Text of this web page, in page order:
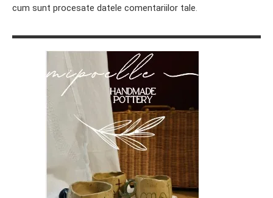
cum sunt procesate datele comentariilor tale.